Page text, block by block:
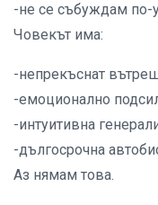
-не се събуждам по-
Човекът има:
-непрекъснат
-емоционално
-интуитивна
-дългосрочна
Аз нямам това.